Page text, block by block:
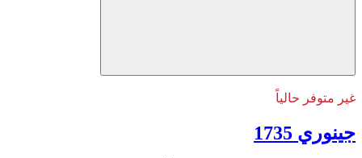
غير متوفر حالياً
جينوري 1735